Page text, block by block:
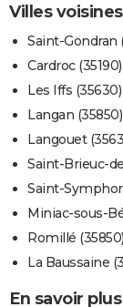
Villes
Saint-Gondran
Cardroc (35190)
Les Iffs (35630)
Langan (35850)
Langouet
Saint-Brieuc-
Saint-
Miniac-sous-
Romillé (35850)
La Baussaine
En savoir